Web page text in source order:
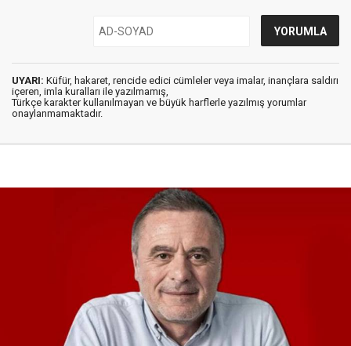
UYARI: Küfür, hakaret, rencide edici cümleler veya imalar, inançlara saldırı
içeren, imla kuralları ile yazılmamış,
Türkçe karakter kullanılmayan ve büyük harflerle yazılmış yorumlar
onaylanmamaktadır.